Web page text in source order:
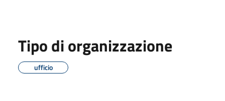
Tipo di organizzazione
ufficio